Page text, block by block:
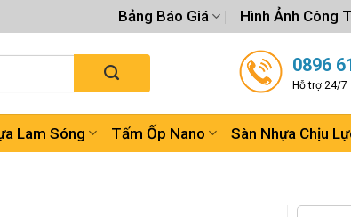
Bảng Báo Giá Hình Ảnh Công
0896
Hỗ trợ 24/7
Lam Sóng Tấm Ốp Nano Sàn Nhựa Chịu